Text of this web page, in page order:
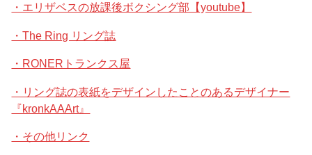
・エリザベスの放課後ボクシング部【youtube】
・The Ring リング誌
・RONERトランクス屋
・リング誌の表紙をデザインしたことのあるデザイナー
『kronkAAArt』
・その他リンク